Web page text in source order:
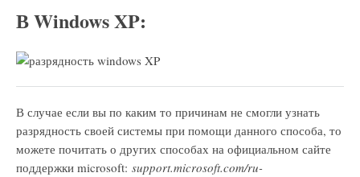
В Windows XP:
В случае если вы по каким то причинам не смогли узнать
разрядность своей системы при помощи данного способа, то
можете почитать о других способах на официальном сайте
поддержки microsoft: support.microsoft.com/ru-